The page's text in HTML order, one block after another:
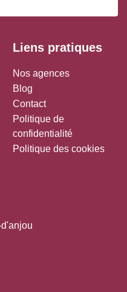
Liens pratiques
Nos agences
Blog
Contact
Politique de
confidentialité
Politique des cookies